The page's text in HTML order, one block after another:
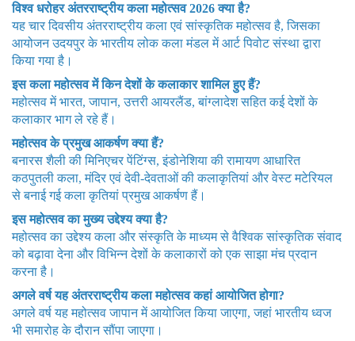
विश्व धरोहर अंतरराष्ट्रीय कला महोत्सव 2026 क्या है?
यह चार दिवसीय अंतरराष्ट्रीय कला एवं सांस्कृतिक महोत्सव है, जिसका
आयोजन उदयपुर के भारतीय लोक कला मंडल में आर्ट पिवोट संस्था द्वारा
किया गया है।
इस कला महोत्सव में किन देशों के कलाकार शामिल हुए हैं?
महोत्सव में भारत, जापान, उत्तरी आयरलैंड, बांग्लादेश सहित कई देशों के
कलाकार भाग ले रहे हैं।
महोत्सव के प्रमुख आकर्षण क्या हैं?
बनारस शैली की मिनिएचर पेंटिंग्स, इंडोनेशिया की रामायण आधारित
कठपुतली कला, मंदिर एवं देवी-देवताओं की कलाकृतियां और वेस्ट मटेरियल
से बनाई गई कला कृतियां प्रमुख आकर्षण हैं।
इस महोत्सव का मुख्य उद्देश्य क्या है?
महोत्सव का उद्देश्य कला और संस्कृति के माध्यम से वैश्विक सांस्कृतिक संवाद
को बढ़ावा देना और विभिन्न देशों के कलाकारों को एक साझा मंच प्रदान
करना है।
अगले वर्ष यह अंतरराष्ट्रीय कला महोत्सव कहां आयोजित होगा?
अगले वर्ष यह महोत्सव जापान में आयोजित किया जाएगा, जहां भारतीय ध्वज
भी समारोह के दौरान सौंपा जाएगा।